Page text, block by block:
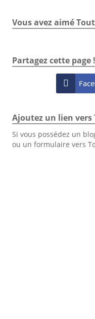
Vous avez aimé
Partagez cette page !

Ajoutez un lien
Si vous possédez un
ou un formulaire vers